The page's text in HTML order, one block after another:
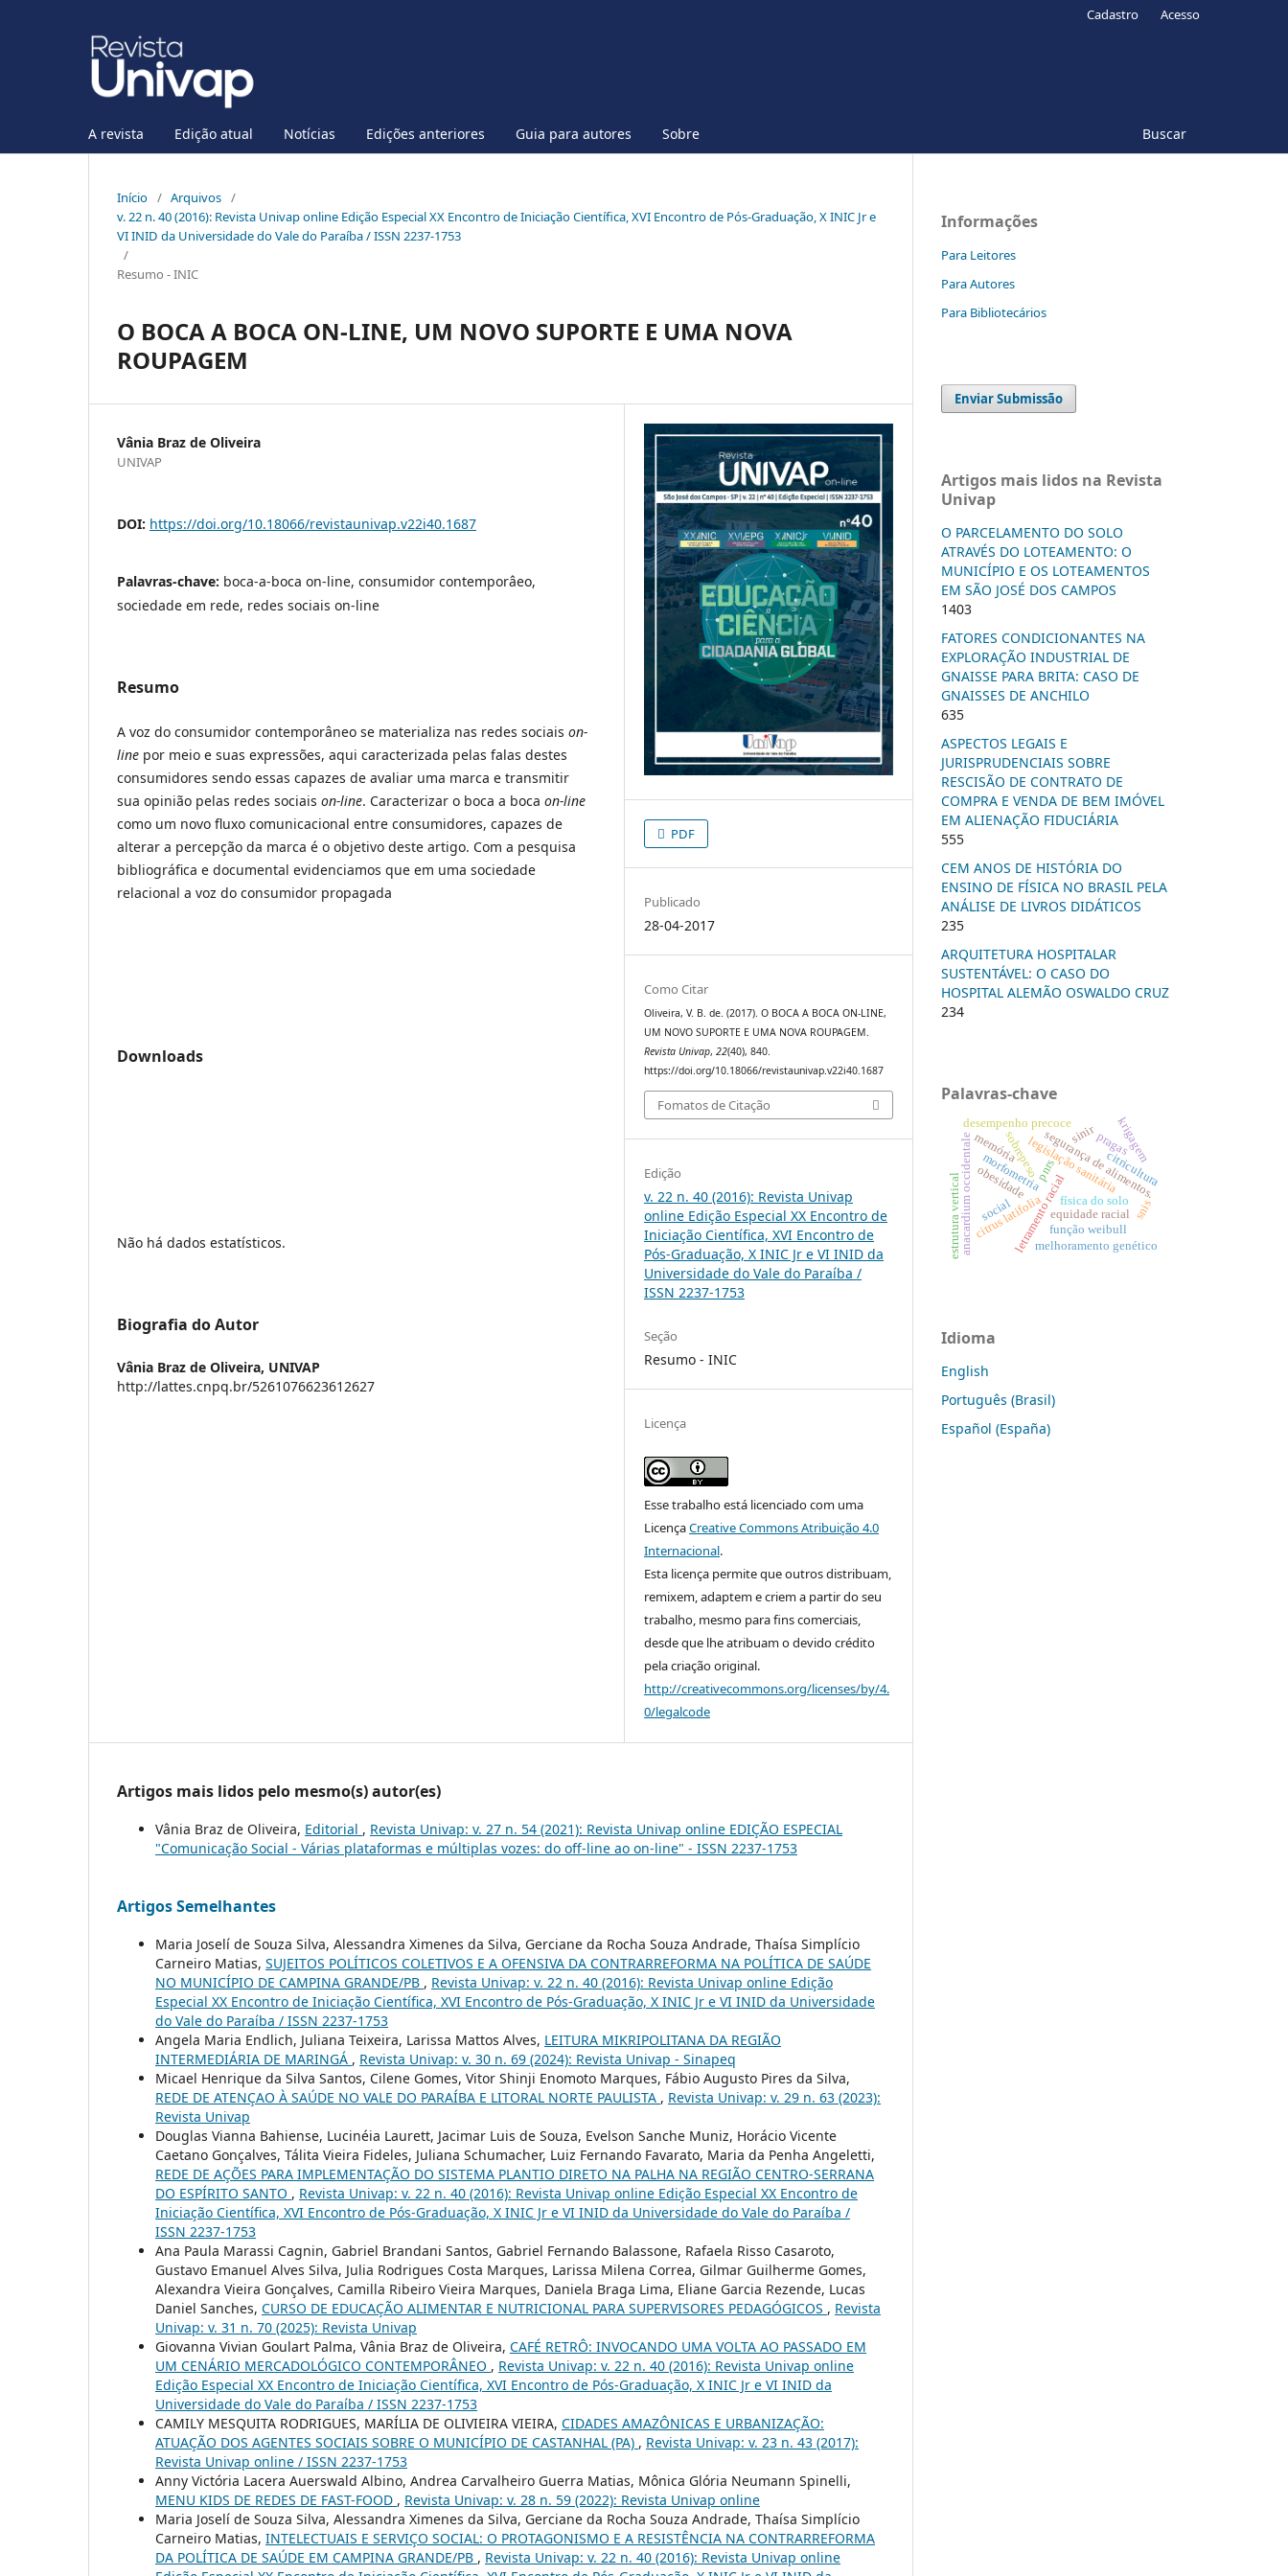
A revista Edição atual Notícias Edições anteriores Guia para autores Sobre Buscar
Cadastro Acesso
Início / Arquivos /
v. 22 n. 40 (2016): Revista Univap online Edição Especial XX Encontro de Iniciação Científica, XVI Encontro de Pós-Graduação, X INIC Jr e
VI INID da Universidade do Vale do Paraíba / ISSN 2237-1753
/
Resumo - INIC
O BOCA A BOCA ON-LINE, UM NOVO SUPORTE E UMA NOVA
ROUPAGEM
Vânia Braz de Oliveira
UNIVAP
DOI: https://doi.org/10.18066/revistaunivap.v22i40.1687
Palavras-chave: boca-a-boca on-line, consumidor contemporâeo,
sociedade em rede, redes sociais on-line
Resumo
A voz do consumidor contemporâneo se materializa nas redes sociais on-
line por meio e suas expressões, aqui caracterizada pelas falas destes
consumidores sendo essas capazes de avaliar uma marca e transmitir
sua opinião pelas redes sociais on-line. Caracterizar o boca a boca on-line
como um novo fluxo comunicacional entre consumidores, capazes de
alterar a percepção da marca é o objetivo deste artigo. Com a pesquisa
bibliográfica e documental evidenciamos que em uma sociedade
relacional a voz do consumidor propagada
Downloads
Não há dados estatísticos.
Biografia do Autor
Vânia Braz de Oliveira, UNIVAP
http://lattes.cnpq.br/5261076623612627
PDF
Publicado
28-04-2017
Como Citar
Oliveira, V. B. de. (2017). O BOCA A BOCA ON-LINE,
UM NOVO SUPORTE E UMA NOVA ROUPAGEM.
Revista Univap,22(40), 840.
https://doi.org/10.18066/revistaunivap.v22i40.1687
Fomatos de Citação
Edição
v. 22 n. 40 (2016): Revista Univap
online Edição Especial XX Encontro de
Iniciação Científica, XVI Encontro de
Pós-Graduação, X INIC Jr e VI INID da
Universidade do Vale do Paraíba /
ISSN 2237-1753
Seção
Resumo - INIC
Licença
Esse trabalho está licenciado com uma
LicençaCreative Commons Atribuição 4.0
Internacional.
Esta licença permite que outros distribuam,
remixem, adaptem e criem a partir do seu
trabalho, mesmo para fins comerciais,
desde que lhe atribuam o devido crédito
pela criação original.
http://creativecommons.org/licenses/by/4.
0/legalcode
Artigos mais lidos pelo mesmo(s) autor(es)
Vânia Braz de Oliveira, Editorial , Revista Univap: v. 27 n. 54 (2021): Revista Univap online EDIÇÃO ESPECIAL
"Comunicação Social - Várias plataformas e múltiplas vozes: do off-line ao on-line" - ISSN 2237-1753
Artigos Semelhantes
Maria Joselí de Souza Silva, Alessandra Ximenes da Silva, Gerciane da Rocha Souza Andrade, Thaísa Simplício
Carneiro Matias, SUJEITOS POLÍTICOS COLETIVOS E A OFENSIVA DA CONTRARREFORMA NA POLÍTICA DE SAÚDE
NO MUNICÍPIO DE CAMPINA GRANDE/PB , Revista Univap: v. 22 n. 40 (2016): Revista Univap online Edição
Especial XX Encontro de Iniciação Científica, XVI Encontro de Pós-Graduação, X INIC Jr e VI INID da Universidade
do Vale do Paraíba / ISSN 2237-1753
Angela Maria Endlich, Juliana Teixeira, Larissa Mattos Alves, LEITURA MIKRIPOLITANA DA REGIÃO
INTERMEDIÁRIA DE MARINGÁ , Revista Univap: v. 30 n. 69 (2024): Revista Univap - Sinapeq
Micael Henrique da Silva Santos, Cilene Gomes, Vitor Shinji Enomoto Marques, Fábio Augusto Pires da Silva,
REDE DE ATENÇAO À SAÚDE NO VALE DO PARAÍBA E LITORAL NORTE PAULISTA , Revista Univap: v. 29 n. 63 (2023):
Revista Univap
Douglas Vianna Bahiense, Lucinéia Laurett, Jacimar Luis de Souza, Evelson Sanche Muniz, Horácio Vicente
Caetano Gonçalves, Tálita Vieira Fideles, Juliana Schumacher, Luiz Fernando Favarato, Maria da Penha Angeletti,
REDE DE AÇÕES PARA IMPLEMENTAÇÃO DO SISTEMA PLANTIO DIRETO NA PALHA NA REGIÃO CENTRO-SERRANA
DO ESPÍRITO SANTO , Revista Univap: v. 22 n. 40 (2016): Revista Univap online Edição Especial XX Encontro de
Iniciação Científica, XVI Encontro de Pós-Graduação, X INIC Jr e VI INID da Universidade do Vale do Paraíba /
ISSN 2237-1753
Ana Paula Marassi Cagnin, Gabriel Brandani Santos, Gabriel Fernando Balassone, Rafaela Risso Casaroto,
Gustavo Emanuel Alves Silva, Julia Rodrigues Costa Marques, Larissa Milena Correa, Gilmar Guilherme Gomes,
Alexandra Vieira Gonçalves, Camilla Ribeiro Vieira Marques, Daniela Braga Lima, Eliane Garcia Rezende, Lucas
Daniel Sanches, CURSO DE EDUCAÇÃO ALIMENTAR E NUTRICIONAL PARA SUPERVISORES PEDAGÓGICOS , Revista
Univap: v. 31 n. 70 (2025): Revista Univap
Giovanna Vivian Goulart Palma, Vânia Braz de Oliveira, CAFÉ RETRÔ: INVOCANDO UMA VOLTA AO PASSADO EM
UM CENÁRIO MERCADOLÓGICO CONTEMPORÂNEO , Revista Univap: v. 22 n. 40 (2016): Revista Univap online
Edição Especial XX Encontro de Iniciação Científica, XVI Encontro de Pós-Graduação, X INIC Jr e VI INID da
Universidade do Vale do Paraíba / ISSN 2237-1753
CAMILY MESQUITA RODRIGUES, MARÍLIA DE OLIVIEIRA VIEIRA, CIDADES AMAZÔNICAS E URBANIZAÇÃO:
ATUAÇÃO DOS AGENTES SOCIAIS SOBRE O MUNICÍPIO DE CASTANHAL (PA) , Revista Univap: v. 23 n. 43 (2017):
Revista Univap online / ISSN 2237-1753
Anny Victória Lacera Auerswald Albino, Andrea Carvalheiro Guerra Matias, Mônica Glória Neumann Spinelli,
MENU KIDS DE REDES DE FAST-FOOD , Revista Univap: v. 28 n. 59 (2022): Revista Univap online
Maria Joselí de Souza Silva, Alessandra Ximenes da Silva, Gerciane da Rocha Souza Andrade, Thaísa Simplício
Carneiro Matias, INTELECTUAIS E SERVIÇO SOCIAL: O PROTAGONISMO E A RESISTÊNCIA NA CONTRARREFORMA
DA POLÍTICA DE SAÚDE EM CAMPINA GRANDE/PB , Revista Univap: v. 22 n. 40 (2016): Revista Univap online
Informações
Para Leitores
Para Autores
Para Bibliotecários
Enviar Submissão
Artigos mais lidos na Revista
Univap
O PARCELAMENTO DO SOLO
ATRAVÉS DO LOTEAMENTO: O
MUNICÍPIO E OS LOTEAMENTOS
EM SÃO JOSÉ DOS CAMPOS
1403
FATORES CONDICIONANTES NA
EXPLORAÇÃO INDUSTRIAL DE
GNAISSE PARA BRITA: CASO DE
GNAISSES DE ANCHILO
635
ASPECTOS LEGAIS E
JURISPRUDENCIAIS SOBRE
RESCISÃO DE CONTRATO DE
COMPRA E VENDA DE BEM IMÓVEL
EM ALIENAÇÃO FIDUCIÁRIA
555
CEM ANOS DE HISTÓRIA DO
ENSINO DE FÍSICA NO BRASIL PELA
ANÁLISE DE LIVROS DIDÁTICOS
235
ARQUITETURA HOSPITALAR
SUSTENTÁVEL: O CASO DO
HOSPITAL ALEMÃO OSWALDO CRUZ
234
Palavras-chave
equidade racial
letramento racial
segurança de alimentos.
legislação sanitária
citrus latifolia
citricultura
desempenho precoce
melhoramento genético
anacardium occidentale pragas
morfometria
estrutura vertical função weibull
sobrepeso
obesidade física do solo
krigagem
pnrs
snis
sinir
memória
social
Idioma
English
Português (Brasil)
Español (España)